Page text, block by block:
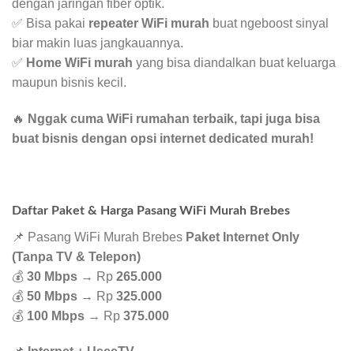
dengan jaringan fiber optik.
✅ Bisa pakai repeater WiFi murah buat ngeboost sinyal
biar makin luas jangkauannya.
✅ Home WiFi murah yang bisa diandalkan buat keluarga
maupun bisnis kecil.
🔥 Nggak cuma WiFi rumahan terbaik, tapi juga bisa
buat bisnis dengan opsi internet dedicated murah!
Daftar Paket & Harga Pasang WiFi Murah Brebes
📌 Pasang WiFi Murah Brebes Paket Internet Only
(Tanpa TV & Telepon)
💰 30 Mbps → Rp 265.000
💰 50 Mbps → Rp 325.000
💰 100 Mbps → Rp 375.000